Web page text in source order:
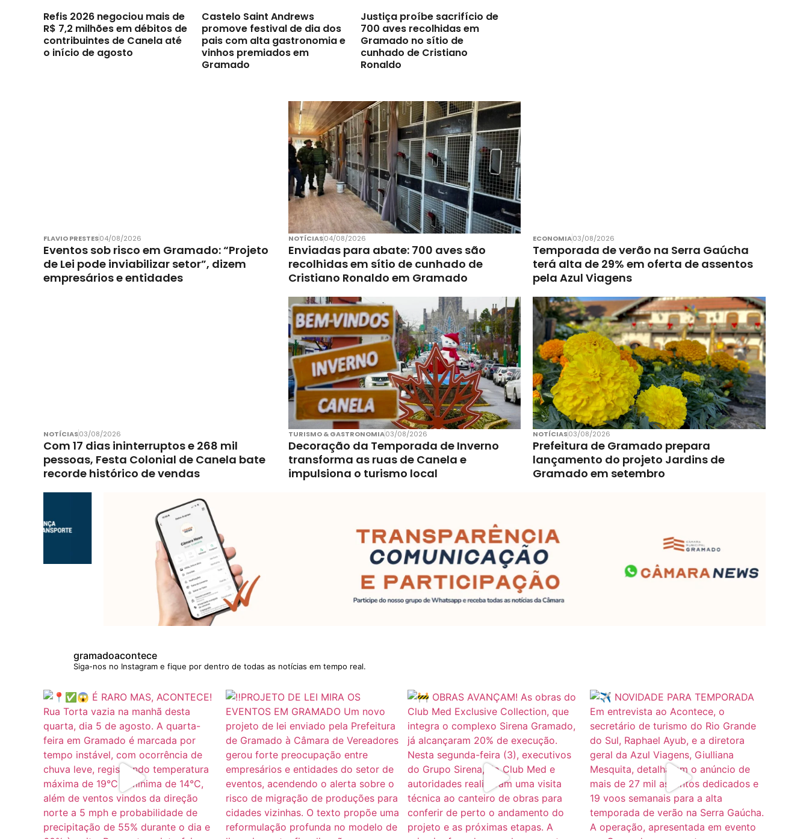
Refis 2026 negociou mais de
R$ 7,2 milhões em débitos de
contribuintes de Canela até
o início de agosto
Castelo Saint Andrews
promove festival de dia dos
pais com alta gastronomia e
vinhos premiados em
Gramado
Justiça proíbe sacrifício de
700 aves recolhidas em
Gramado no sítio de
cunhado de Cristiano
Ronaldo
FLAVIO PRESTES04/08/2026
Eventos sob risco em Gramado: “Projeto
de Lei pode inviabilizar setor”, dizem
empresários e entidades
NOTÍCIAS04/08/2026
Enviadas para abate: 700 aves são
recolhidas em sítio de cunhado de
Cristiano Ronaldo em Gramado
ECONOMIA03/08/2026
Temporada de verão na Serra Gaúcha
terá alta de 29% em oferta de assentos
pela Azul Viagens
NOTÍCIAS03/08/2026
Com 17 dias ininterruptos e 268 mil
pessoas, Festa Colonial de Canela bate
recorde histórico de vendas
TURISMO & GASTRONOMIA03/08/2026
Decoração da Temporada de Inverno
transforma as ruas de Canela e
impulsiona o turismo local
NOTÍCIAS03/08/2026
Prefeitura de Gramado prepara
lançamento do projeto Jardins de
Gramado em setembro
gramadoacontece
Siga-nos no Instagram e fique por dentro de todas as notícias em tempo real.